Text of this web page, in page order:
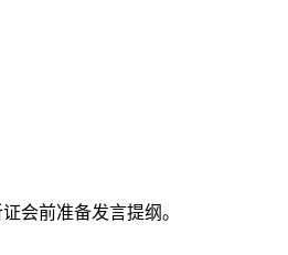
会前准备发言提纲。